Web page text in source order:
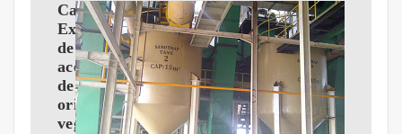
Cap.2
Extracción
de
aceite
de
origen
vegetal